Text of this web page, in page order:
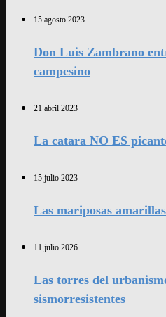
15 agosto 2023
Don Luis Zambrano
campesino
21 abril 2023
La catara NO ES
15 julio 2023
Las mariposas
11 julio 2026
Las torres del
sismorresistentes